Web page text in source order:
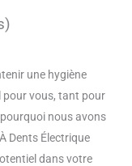
une hygiène
pour vous, tant pour
nous avons
Dents Électrique
dans votre